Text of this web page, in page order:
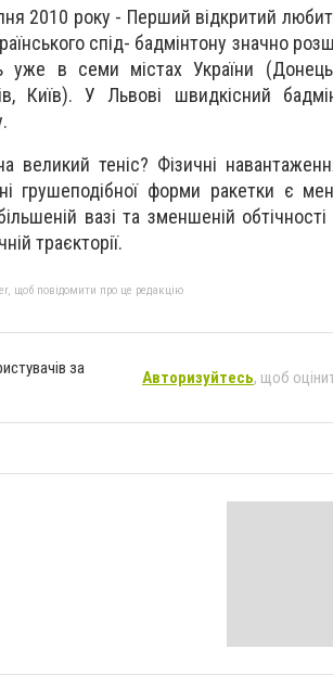
2010 року - Перший відкритий
спід- бадмінтону значно
уже в семи містах України
Київ). У Львові швидкісний
теніс? Фізичні
грушеподібної форми ракетки є
вазі та зменшеній
траєкторії.
щоб повідомити про це редакцію
за
Авторизуйтесь, щоб